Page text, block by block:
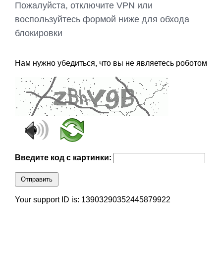
Пожалуйста, отключите VPN или
воспользуйтесь формой ниже для обхода
блокировки
Нам нужно убедиться, что вы не являетесь роботом
Введите код с картинки:
Отправить
Your support ID is: 13903290352445879922